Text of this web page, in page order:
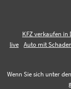
KFZ verkaufen in
live
Auto mit
Wenn Sie sich unter